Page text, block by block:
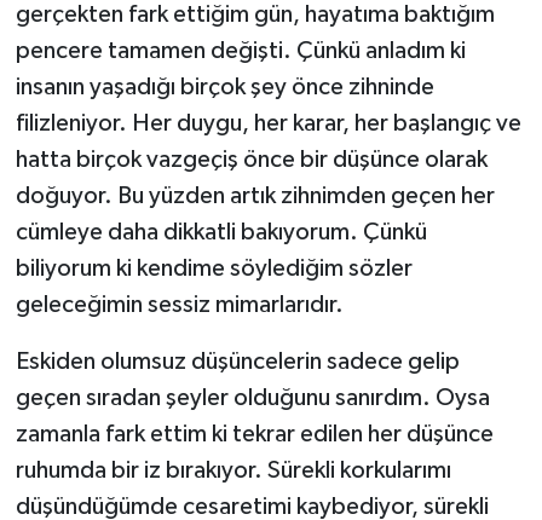
gerçekten fark ettiğim gün, hayatıma baktığım
pencere tamamen değişti. Çünkü anladım ki
insanın yaşadığı birçok şey önce zihninde
filizleniyor. Her duygu, her karar, her başlangıç ve
hatta birçok vazgeçiş önce bir düşünce olarak
doğuyor. Bu yüzden artık zihnimden geçen her
cümleye daha dikkatli bakıyorum. Çünkü
biliyorum ki kendime söylediğim sözler
geleceğimin sessiz mimarlarıdır.
Eskiden olumsuz düşüncelerin sadece gelip
geçen sıradan şeyler olduğunu sanırdım. Oysa
zamanla fark ettim ki tekrar edilen her düşünce
ruhumda bir iz bırakıyor. Sürekli korkularımı
düşündüğümde cesaretimi kaybediyor, sürekli